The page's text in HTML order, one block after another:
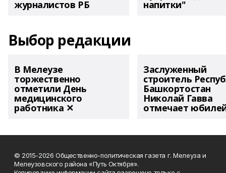
журналистов РБ напитки"
Выбор редакции
В Мелеузе
торжественно
отметили День
медицинского
работника ✕
Заслуженный
строитель
Башкортостан
Николай Гавва
отмечает
© 2015-2026 Общественно-политическая газета г. Мелеуза и
Мелеузовского района «Путь Октября».